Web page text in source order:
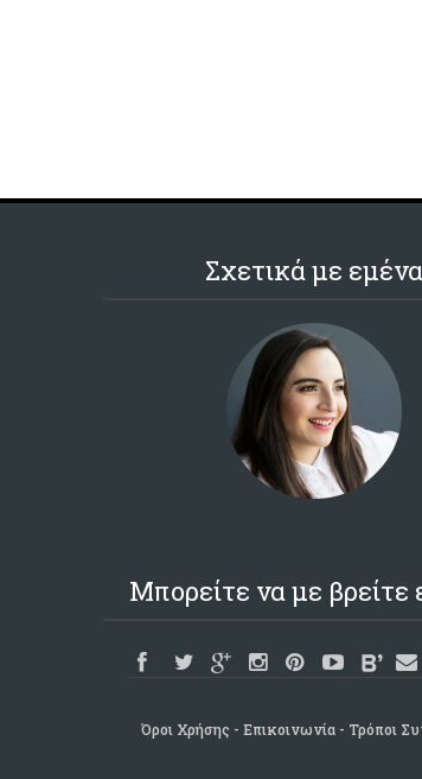
Σχετικά με εμένα
Μπορείτε να με βρείτε
Όροι Χρήσης Επικοινωνία Τρόποι